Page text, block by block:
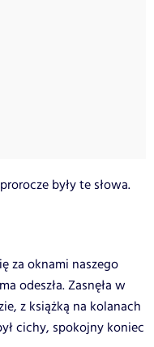
były te słowa.
za oknami naszego
odeszła. Zasnęła w
z książką na kolanach
cichy, spokojny koniec